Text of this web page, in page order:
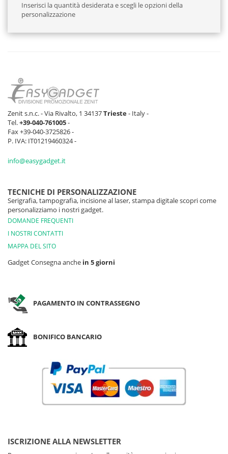
Inserisci la quantità desiderata e scegli le opzioni della
personalizzazione
Zenit s.n.c. - Via Rivalto, 1 34137Trieste- Italy -
Tel.+39-040-761005-
Fax +39-040-3725826 -
P. IVA: IT01219460324 -
info@easygadget.it
TECNICHE DI PERSONALIZZAZIONE
Serigrafia, tampografia, incisione al laser, stampa digitale scopri come
personalizziamo i nostri gadget.
DOMANDE FREQUENTI
I NOSTRI CONTATTI
MAPPA DEL SITO
Gadget Consegna anche in 5 giorni
PAGAMENTO IN CONTRASSEGNO
BONIFICO BANCARIO
ISCRIZIONE ALLA NEWSLETTER